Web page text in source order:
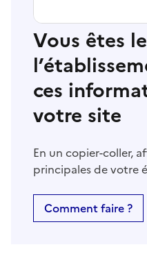
Vous êtes
ces
votre site
En un copier-coller,
principales de votre
Comment faire ?